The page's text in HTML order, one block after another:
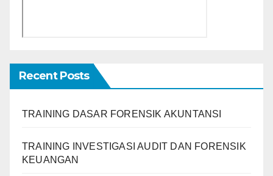
Recent Posts
TRAINING DASAR FORENSIK AKUNTANSI
TRAINING INVESTIGASI AUDIT DAN FORENSIK
KEUANGAN